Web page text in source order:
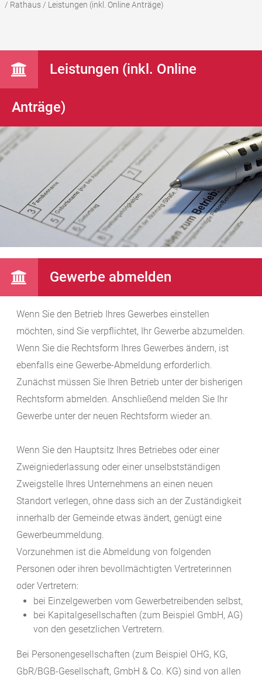
/ Rathaus/ Leistungen (inkl. Online Anträge)
Leistungen (inkl. Online
Anträge)
Gewerbe abmelden
Wenn Sie den Betrieb Ihres Gewerbes einstellen
möchten, sind Sie verpflichtet, Ihr Gewerbe abzumelden.
Wenn Sie die Rechtsform Ihres Gewerbes ändern, ist
ebenfalls eine Gewerbe-Abmeldung erforderlich.
Zunächst müssen Sie Ihren Betrieb unter der bisherigen
Rechtsform abmelden. Anschließend melden Sie Ihr
Gewerbe unter der neuen Rechtsform wieder an.
Wenn Sie den Hauptsitz Ihres Betriebes oder einer
Zweigniederlassung oder einer unselbstständigen
Zweigstelle Ihres Unternehmens an einen neuen
Standort verlegen, ohne dass sich an der Zuständigkeit
innerhalb der Gemeinde etwas ändert, genügt eine
Gewerbeummeldung.
Vorzunehmen ist die Abmeldung von folgenden
Personen oder ihren bevollmächtigten Vertreterinnen
oder Vertretern:
bei Einzelgewerben vom Gewerbetreibenden selbst,
bei Kapitalgesellschaften (zum Beispiel GmbH, AG)
von den gesetzlichen Vertretern.
Bei Personengesellschaften (zum Beispiel OHG, KG,
GbR/BGB-Gesellschaft, GmbH & Co. KG) sind von allen